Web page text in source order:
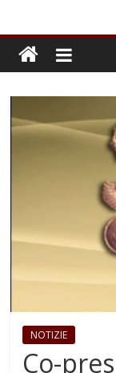
NOTIZIE
Co-